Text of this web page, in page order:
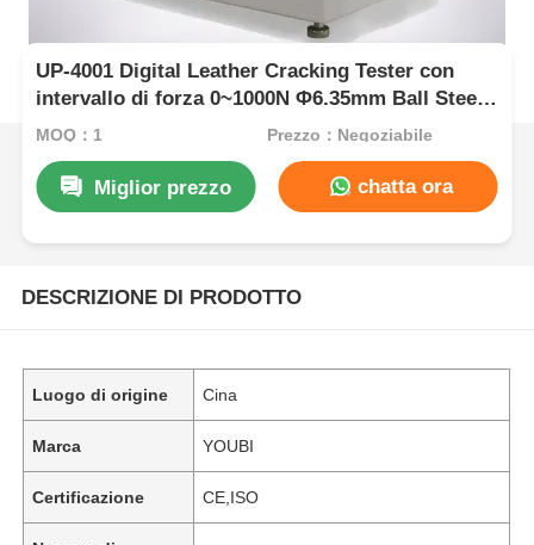
UP-4001 Digital Leather Cracking Tester con
intervallo di forza 0~1000N Φ6.35mm Ball Steel
e accuratezza della forza ±1% per la prova di
MOQ：1 Prezzo：Negoziabile
Miglior prezzo chatta ora
DESCRIZIONE DI PRODOTTO
Luogo di origine Cina
Marca YOUBI
Certificazione CE,ISO